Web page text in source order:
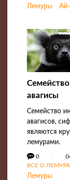
Лемуры
авагисы
Семейство
авагисов,
являются
лемурами.
0
ВСЕ О
Лемуры